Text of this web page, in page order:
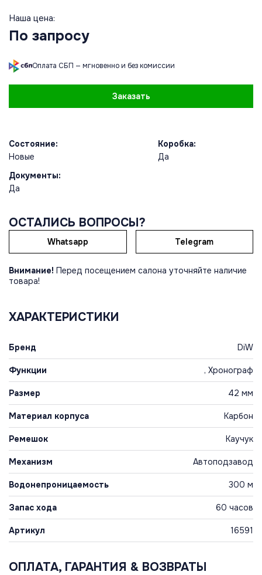
Наша цена:
По запросу
Оплата СБП — мгновенно и без комиссии
Заказать
Состояние:
Новые
Коробка:
Да
Документы:
Да
ОСТАЛИСЬ ВОПРОСЫ?
Whatsapp Telegram
Внимание! Перед посещением салона уточняйте наличие
товара!
ХАРАКТЕРИСТИКИ
Бренд DiW
Функции , Хронограф
Размер 42 мм
Материал корпуса Карбон
Ремешок Каучук
Механизм Автоподзавод
Водонепроницаемость 300 м
Запас хода 60 часов
Артикул 16591
ОПЛАТА, ГАРАНТИЯ & ВОЗВРАТЫ